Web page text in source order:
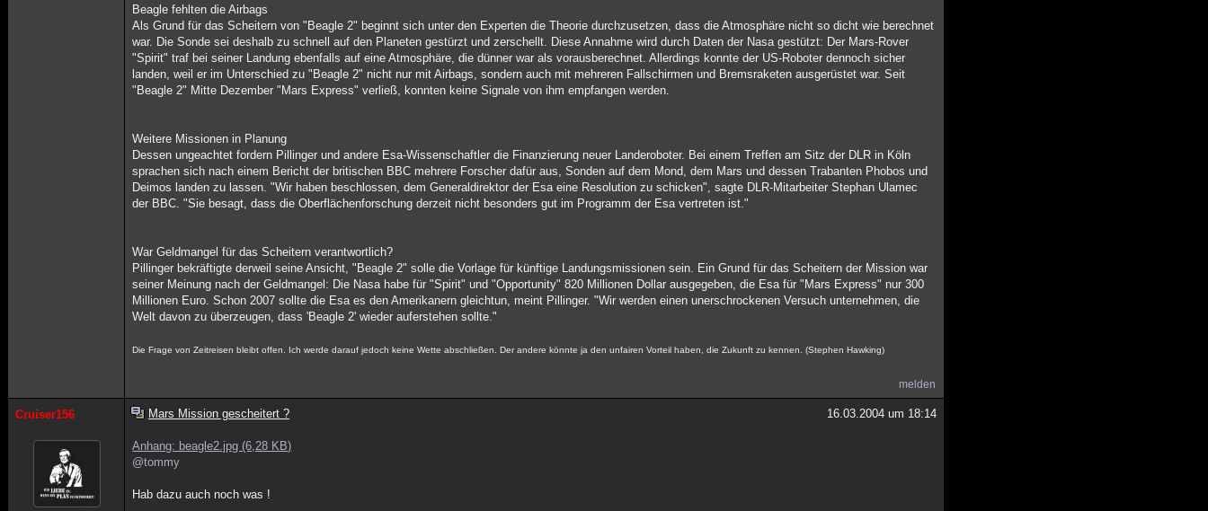
Beagle fehlten die Airbags
Als Grund für das Scheitern von "Beagle 2" beginnt sich unter den Experten die Theorie durchzusetzen, dass die Atmosphäre nicht so dicht wie berechnet
war. Die Sonde sei deshalb zu schnell auf den Planeten gestürzt und zerschellt. Diese Annahme wird durch Daten der Nasa gestützt: Der Mars-Rover
"Spirit" traf bei seiner Landung ebenfalls auf eine Atmosphäre, die dünner war als vorausberechnet. Allerdings konnte der US-Roboter dennoch sicher
landen, weil er im Unterschied zu "Beagle 2" nicht nur mit Airbags, sondern auch mit mehreren Fallschirmen und Bremsraketen ausgerüstet war. Seit
"Beagle 2" Mitte Dezember "Mars Express" verließ, konnten keine Signale von ihm empfangen werden.
Weitere Missionen in Planung
Dessen ungeachtet fordern Pillinger und andere Esa-Wissenschaftler die Finanzierung neuer Landeroboter. Bei einem Treffen am Sitz der DLR in Köln
sprachen sich nach einem Bericht der britischen BBC mehrere Forscher dafür aus, Sonden auf dem Mond, dem Mars und dessen Trabanten Phobos und
Deimos landen zu lassen. "Wir haben beschlossen, dem Generaldirektor der Esa eine Resolution zu schicken", sagte DLR-Mitarbeiter Stephan Ulamec
der BBC. "Sie besagt, dass die Oberflächenforschung derzeit nicht besonders gut im Programm der Esa vertreten ist."
War Geldmangel für das Scheitern verantwortlich?
Pillinger bekräftigte derweil seine Ansicht, "Beagle 2" solle die Vorlage für künftige Landungsmissionen sein. Ein Grund für das Scheitern der Mission war
seiner Meinung nach der Geldmangel: Die Nasa habe für "Spirit" und "Opportunity" 820 Millionen Dollar ausgegeben, die Esa für "Mars Express" nur 300
Millionen Euro. Schon 2007 sollte die Esa es den Amerikanern gleichtun, meint Pillinger. "Wir werden einen unerschrockenen Versuch unternehmen, die
Welt davon zu überzeugen, dass 'Beagle 2' wieder auferstehen sollte."
Die Frage von Zeitreisen bleibt offen. Ich werde darauf jedoch keine Wette abschließen. Der andere könnte ja den unfairen Vorteil haben, die Zukunft zu kennen. (Stephen Hawking)
melden
Cruiser156 Mars Mission gescheitert ? 16.03.2004 um 18:14
Anhang: beagle2.jpg (6,28 KB)
@tommy
Hab dazu auch noch was !